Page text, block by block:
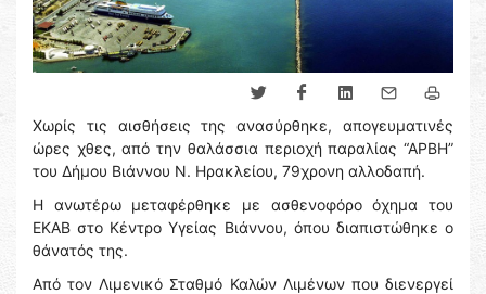
Χωρίς τις αισθήσεις της ανασύρθηκε, απογευματινές
ώρες χθες, από την θαλάσσια περιοχή παραλίας “ΑΡΒΗ”
του Δήμου Βιάννου Ν. Ηρακλείου, 79χρονη αλλοδαπή.
Η ανωτέρω μεταφέρθηκε με ασθενοφόρο όχημα του
ΕΚΑΒ στο Κέντρο Υγείας Βιάννου, όπου διαπιστώθηκε ο
θάνατός της.
Από τον Λιμενικό Σταθμό Καλών Λιμένων που διενεργεί